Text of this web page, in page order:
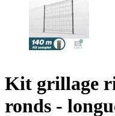
Kit grillage
ronds -